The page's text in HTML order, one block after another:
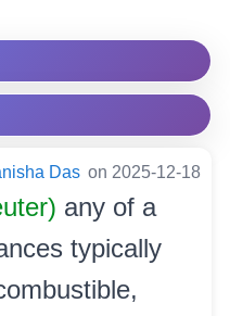
Das on 2025-12-18
any of a
typically